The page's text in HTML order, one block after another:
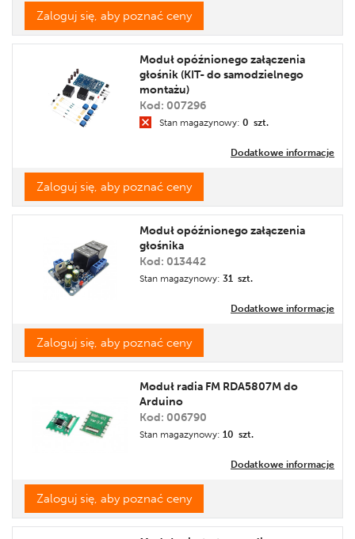
Zaloguj się, aby poznać ceny
Moduł opóźnionego załączenia
głośnik (KIT- do samodzielnego
montażu)
Kod: 007296
Stan magazynowy: 0 szt.
Dodatkowe informacje
Zaloguj się, aby poznać ceny
Moduł opóźnionego załączenia
głośnika
Kod: 013442
Stan magazynowy: 31 szt.
Dodatkowe informacje
Zaloguj się, aby poznać ceny
Moduł radia FM RDA5807M do
Arduino
Kod: 006790
Stan magazynowy: 10 szt.
Dodatkowe informacje
Zaloguj się, aby poznać ceny